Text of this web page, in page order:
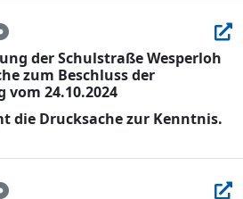
der Schulstraße Wesperloh
zum Beschluss der
24.10.2024
die Drucksache zur Kenntnis.